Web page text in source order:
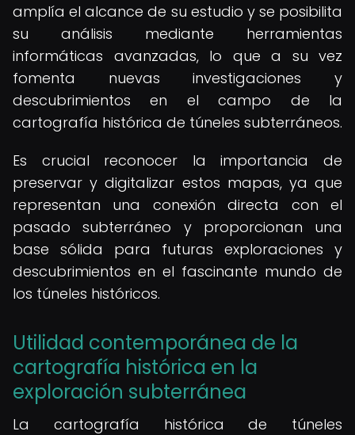
amplía el alcance de su estudio y se posibilita
su análisis mediante herramientas
informáticas avanzadas, lo que a su vez
fomenta nuevas investigaciones y
descubrimientos en el campo de la
cartografía histórica de túneles subterráneos.
Es crucial reconocer la importancia de
preservar y digitalizar estos mapas, ya que
representan una conexión directa con el
pasado subterráneo y proporcionan una
base sólida para futuras exploraciones y
descubrimientos en el fascinante mundo de
los túneles históricos.
Utilidad contemporánea de la
cartografía histórica en la
exploración subterránea
La cartografía histórica de túneles